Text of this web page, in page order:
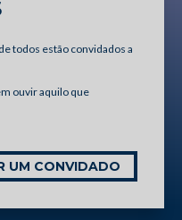
todos estão convidados a
ouvir aquilo que
UM CONVIDADO